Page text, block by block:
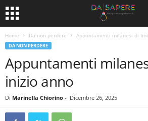
Home Da non perdere Appuntamenti milanesi di
DA NON PERDERE
Appuntamenti
inizio anno
Di Marinella Chiorino - Dicembre 26, 2025